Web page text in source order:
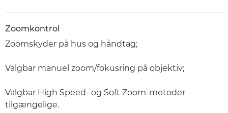
Zoomkontrol
Zoomskyder på hus og håndtag;
Valgbar manuel zoom/fokusring på objektiv;
Valgbar High Speed- og Soft Zoom-metoder
tilgængelige.